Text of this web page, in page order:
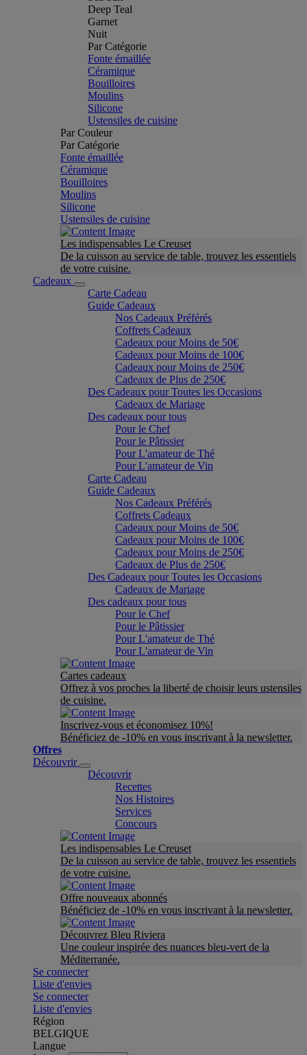
Deep Teal
Garnet
Nuit
Par Catégorie
Fonte émaillée
Céramique
Bouilloires
Moulins
Silicone
Ustensiles de cuisine
Par Couleur
Par Catégorie
Fonte émaillée
Céramique
Bouilloires
Moulins
Silicone
Ustensiles de cuisine
Les indispensables Le Creuset
De la cuisson au service de table, trouvez les essentiels
de votre cuisine.
Cadeaux
Carte Cadeau
Guide Cadeaux
Nos Cadeaux Préférés
Coffrets Cadeaux
Cadeaux pour Moins de 50€
Cadeaux pour Moins de 100€
Cadeaux pour Moins de 250€
Cadeaux de Plus de 250€
Des Cadeaux pour Toutes les Occasions
Cadeaux de Mariage
Des cadeaux pour tous
Pour le Chef
Pour le Pâtissier
Pour L'amateur de Thé
Pour L'amateur de Vin
Carte Cadeau
Guide Cadeaux
Nos Cadeaux Préférés
Coffrets Cadeaux
Cadeaux pour Moins de 50€
Cadeaux pour Moins de 100€
Cadeaux pour Moins de 250€
Cadeaux de Plus de 250€
Des Cadeaux pour Toutes les Occasions
Cadeaux de Mariage
Des cadeaux pour tous
Pour le Chef
Pour le Pâtissier
Pour L'amateur de Thé
Pour L'amateur de Vin
Cartes cadeaux
Offrez à vos proches la liberté de choisir leurs ustensiles
de cuisine.
Inscrivez-vous et économisez 10%!
Bénéficiez de -10% en vous inscrivant à la newsletter.
Offres
Découvrir
Découvrir
Recettes
Nos Histoires
Services
Concours
Les indispensables Le Creuset
De la cuisson au service de table, trouvez les essentiels
de votre cuisine.
Offre nouveaux abonnés
Bénéficiez de -10% en vous inscrivant à la newsletter.
Découvrez Bleu Riviera
Une couleur inspirée des nuances bleu-vert de la
Méditerranée.
Se connecter
Liste d'envies
Se connecter
Liste d'envies
Région
BELGIQUE
Langue